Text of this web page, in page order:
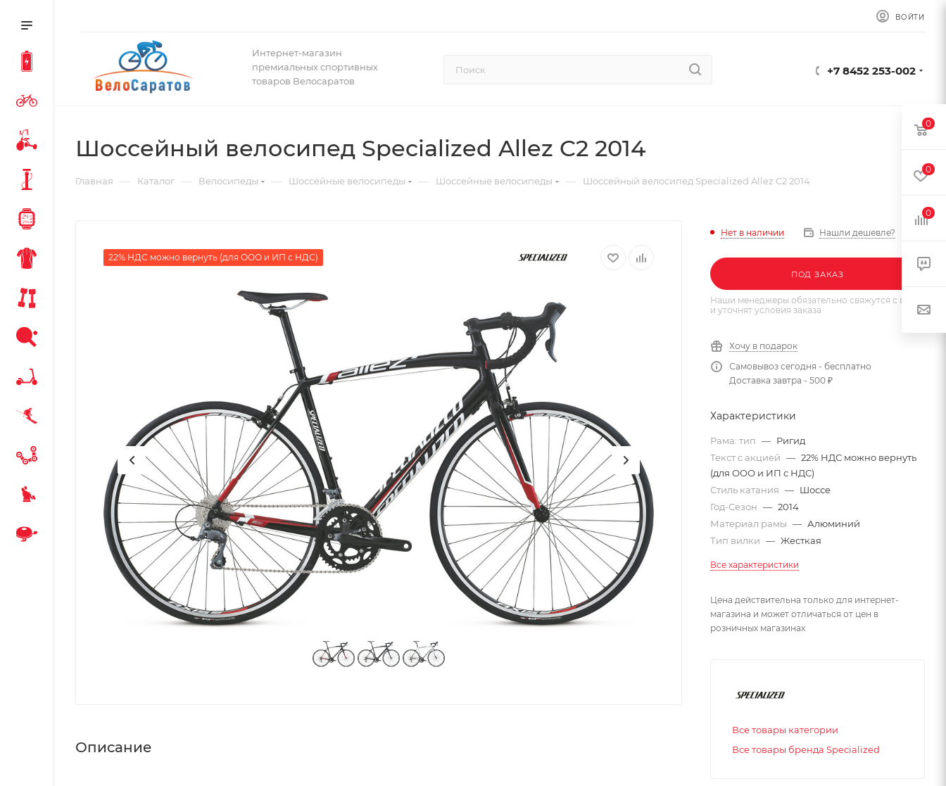
ВОЙТИ
Интернет-магазин
премиальных спортивных
товаров Велосаратов
+7 8452 253-002
Шоссейный велосипед Specialized Allez C2 2014
Главная — Каталог — Велосипеды — Шоссейные велосипеды — Шоссейные велосипеды — Шоссейный велосипед Specialized Allez C2 2014
22% НДС можно вернуть (для ООО и ИП с НДС)
Описание
Нет в наличии Нашли дешевле?
ПОД ЗАКАЗ
Наши менеджеры обязательно свяжутся с вами
и уточнят условия заказа
Хочу в подарок
Самовывоз сегодня - бесплатно
Доставка завтра - 500 ₽
Характеристики
Рама: тип — Ригид
Текст с акцией — 22% НДС можно вернуть
(для ООО и ИП с НДС)
Стиль катания — Шоссе
Год-Сезон — 2014
Материал рамы — Алюминий
Тип вилки — Жесткая
Все характеристики
Цена действительна только для интернет-
магазина и может отличаться от цен в
розничных магазинах
Все товары категории
Все товары бренда Specialized
0
0
0